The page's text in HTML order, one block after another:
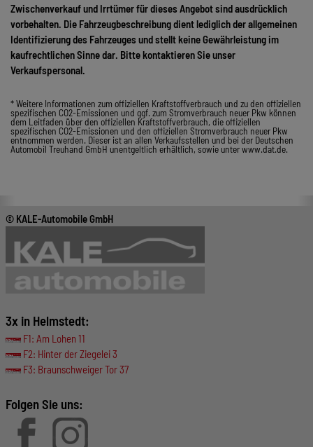
Zwischenverkauf und Irrtümer für dieses Angebot sind ausdrücklich
vorbehalten. Die Fahrzeugbeschreibung dient lediglich der allgemeinen
Identifizierung des Fahrzeuges und stellt keine Gewährleistung im
kaufrechtlichen Sinne dar. Bitte kontaktieren Sie unser
Verkaufspersonal.
* Weitere Informationen zum offiziellen Kraftstoffverbrauch und zu den offiziellen
spezifischen CO2-Emissionen und ggf. zum Stromverbrauch neuer Pkw können
dem Leitfaden über den offiziellen Kraftstoffverbrauch, die offiziellen
spezifischen CO2-Emissionen und den offiziellen Stromverbrauch neuer Pkw
entnommen werden. Dieser ist an allen Verkaufsstellen und bei der Deutschen
Automobil Treuhand GmbH unentgeltlich erhältlich, sowie unter www.dat.de.
© KALE-Automobile GmbH
3x in Helmstedt:
F1: Am Lohen 11
F2: Hinter der Ziegelei 3
F3: Braunschweiger Tor 37
Folgen Sie uns: